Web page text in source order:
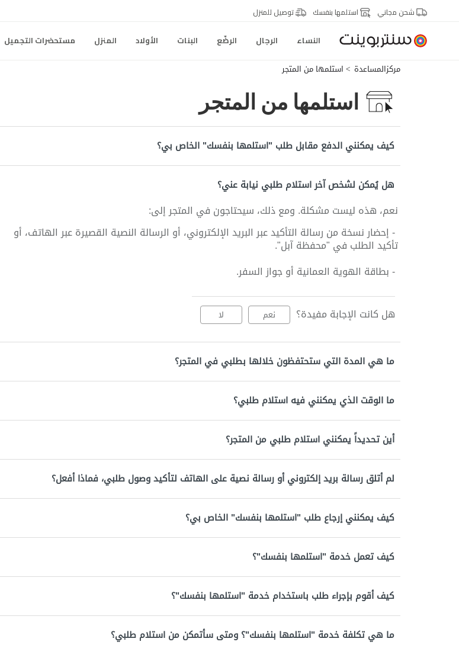
شحن مجاني استلمها بنفسك توصيل للمنزل
النساء الرجال الرضّع البنات الأولاد المنزل مستحضرات التجميل
مركزالمساعدة استلمها من المتجر
استلمها من المتجر
كيف يمكنني الدفع مقابل طلب "استلمها بنفسك" الخاص بي؟
هل يُمكن لشخص آخر استلام طلبي نيابة عني؟
نعم، هذه ليست مشكلة. ومع ذلك، سيحتاجون في المتجر إلى:
- إحضار نسخة من رسالة التأكيد عبر البريد الإلكتروني، أو الرسالة النصية القصيرة عبر الهاتف، أو
تأكيد الطلب في "محفظة آبل".
- بطاقة الهوية العمانية أو جواز السفر.
هل كانت الإجابة مفيدة؟ نعم لا
ما هي المدة التي ستحتفظون خلالها بطلبي في المتجر؟
ما الوقت الذي يمكنني فيه استلام طلبي؟
أين تحديداً يمكنني استلام طلبي من المتجر؟
لم أتلق رسالة بريد إلكتروني أو رسالة نصية على الهاتف لتأكيد وصول طلبي، فماذا أفعل؟
كيف يمكنني إرجاع طلب "استلمها بنفسك" الخاص بي؟
كيف تعمل خدمة "استلمها بنفسك"؟
كيف أقوم بإجراء طلب باستخدام خدمة "استلمها بنفسك"؟
ما هي تكلفة خدمة "استلمها بنفسك"؟ ومتى سأتمكن من استلام طلبي؟